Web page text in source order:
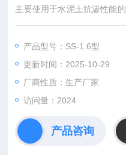
主要使用于水泥土抗渗性能
利用它做建筑材料透气性的
产品型号：SS-1.6型
更新时间：2025-10-29
厂商性质：生产厂家
访问量：2024
产品咨询